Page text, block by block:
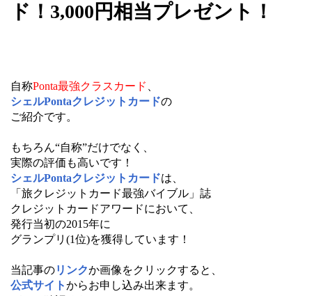
ド！3,000円相当プレゼント！
自称Ponta最強クラスカード
シェルPontaクレジットカードの
ご紹介です。
もちろん“自称”だけでなく、
実際の評価も高いです！
シェルPontaクレジットカードは、
「旅クレジットカード最強バイブル」誌
クレジットカードアワードにおいて、
発行当初の2015年に
グランプリ(1位)を獲得しています！
当記事のリンクか画像をクリックすると、
公式サイトからお申し込み出来ます。